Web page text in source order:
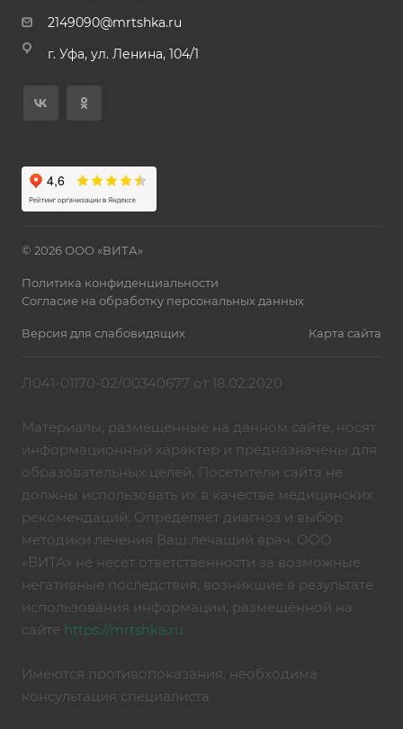
2149090@mrtshka.ru
г. Уфа, ул. Ленина, 104/1
© 2026 ООО «ВИТА»
Политика конфиденциальности
Согласие на обработку персональных данных
Версия для слабовидящих Карта сайта
Л041-01170-02/00340677 от 18.02.2020
Материалы, размещенные на данном сайте, носят
информационный характер и предназначены для
образовательных целей. Посетители сайта не
должны использовать их в качестве медицинских
рекомендаций. Определяет диагноз и выбор
методики лечения Ваш лечащий врач. ООО
«ВИТА» не несет ответственности за возможные
негативные последствия, возникшие в результате
использования информации, размещённой на
сайте https://mrtshka.ru
Имеются противопоказания, необходима
консультация специалиста